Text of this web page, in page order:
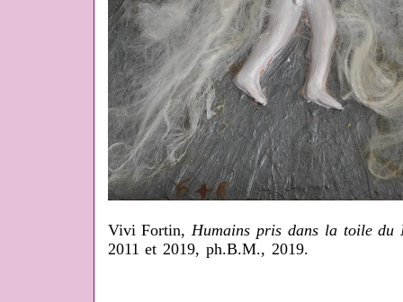
Vivi Fortin,Humains pris dans la toile du
2011 et 2019, ph.B.M., 2019.